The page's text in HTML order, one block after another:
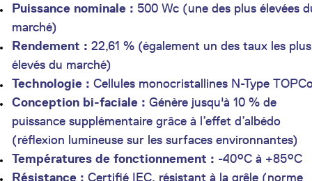
Puissance nominale : 500 Wc (une des plus élevées
marché)
Rendement : 22,61 % (également un des taux les plus
élevés du marché)
Technologie : Cellules monocristallines N-Type
Conception bi-faciale : Génère jusqu'à 10 % de
puissance supplémentaire grâce à l’effet d’albédo
(réflexion lumineuse sur les surfaces environnantes)
Températures de fonctionnement : -40°C à +85°C
Résistance : Certifié IEC, résistant à la grêle (norme